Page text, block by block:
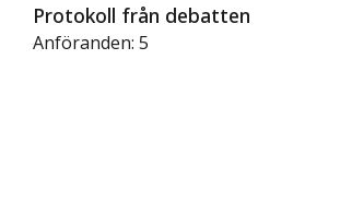
Protokoll från debatten
Anföranden: 5